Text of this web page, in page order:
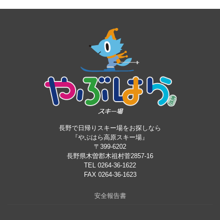
長野で日帰りスキー場をお探しなら
『やぶはら高原スキー場』
〒399-6202
長野県木曽郡木祖村菅2857-16
TEL 0264-36-1622
FAX 0264-36-1623
安全報告書